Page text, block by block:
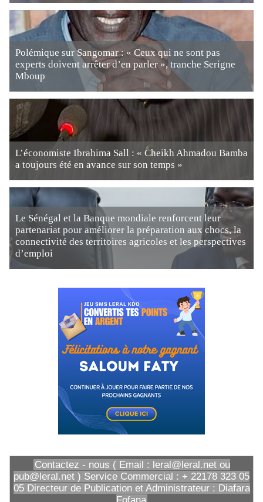
Polémique sur Sangomar : « Ceux qui ne sont pas
experts doivent arrêter d’en parler », tranche Serigne
Mboup
L’économiste Ibrahima Sall : « Cheikh Ahmadou Bamba
a toujours été en avance sur son temps »
Le Sénégal et la Banque mondiale renforcent leur
partenariat pour améliorer la préparation aux chocs, la
connectivité des territoires agricoles et les perspectives
d’emploi
Contactez - nous ( Email : leral@leral.net ou
pub@leral.net ) Service Commercial : + 22178 323 05
05 Directeur de Publication et Administrateur : Diafara